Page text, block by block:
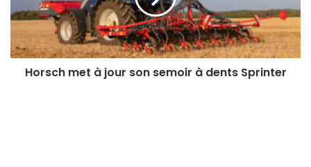
semoir
dents
Sprinter
Horsch met à jour son semoir à dents Sprinter